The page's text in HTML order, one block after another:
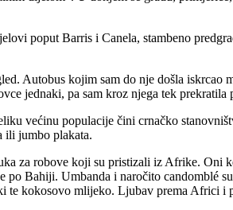
poput Barris i Canela, stambeno
Autobus kojim sam do nje došla
jednaki, pa sam kroz njega tek prekratila
većinu populacije čini crnačko
ili jumbo plakata.
za robove koji su pristizali iz Afrike.
po Bahiji. Umbanda i naročito
kokosovo mlijeko. Ljubav prema Africi i